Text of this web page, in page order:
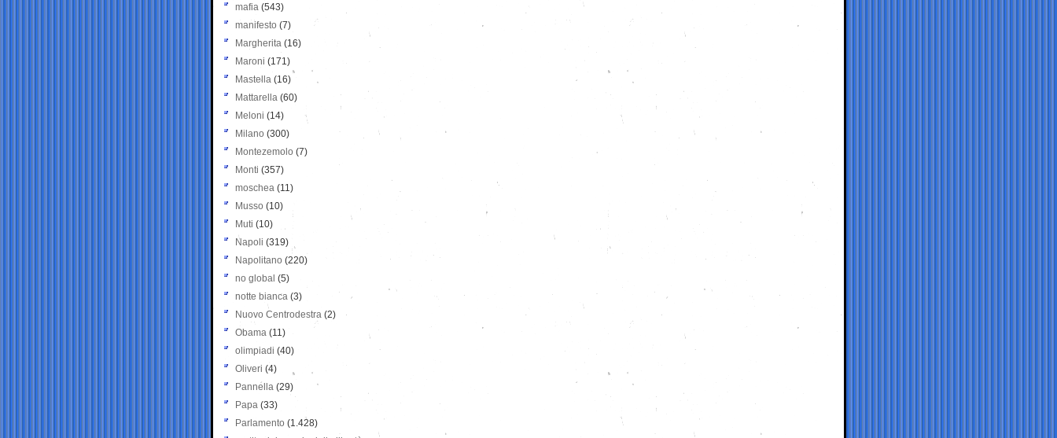
mafia (543)
manifesto (7)
Margherita (16)
Maroni (171)
Mastella (16)
Mattarella (60)
Meloni (14)
Milano (300)
Montezemolo (7)
Monti (357)
moschea (11)
Musso (10)
Muti (10)
Napoli (319)
Napolitano (220)
no global (5)
notte bianca (3)
Nuovo Centrodestra (2)
Obama (11)
olimpiadi (40)
Oliveri (4)
Pannella (29)
Papa (33)
Parlamento (1.428)